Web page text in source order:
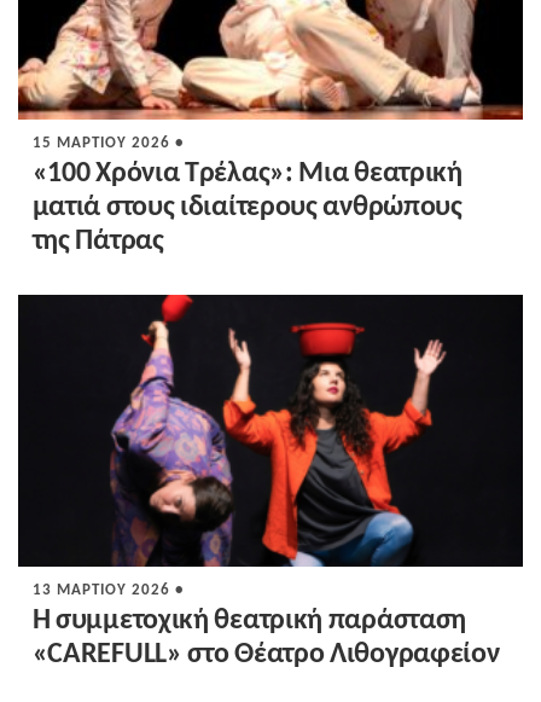
15 ΜΑΡΤΊΟΥ 2026 •
«100 Χρόνια Τρέλας»: Μια θεατρική
ματιά στους ιδιαίτερους ανθρώπους
της Πάτρας
13 ΜΑΡΤΊΟΥ 2026 •
H συμμετοχική θεατρική παράσταση
«CAREFULL» στο Θέατρο Λιθογραφείον